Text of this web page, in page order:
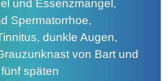
und Essenzmangel,
Spermatorrhoe,
dunkle Augen,
von Bart und
späten